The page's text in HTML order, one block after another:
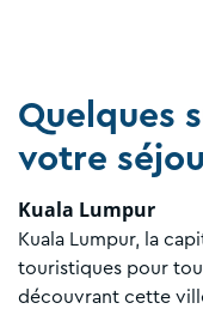
Quelques
votre
Kuala Lumpur
Kuala Lumpur, la
touristiques pour
découvrant cette